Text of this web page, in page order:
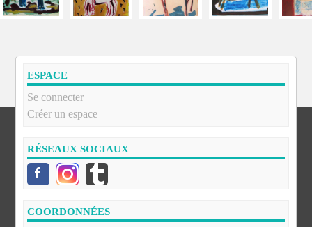
ESPACE
Se connecter
Créer un espace
RÉSEAUX SOCIAUX
COORDONNÉES